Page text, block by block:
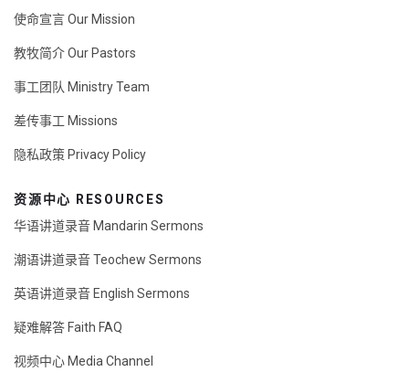
使命宣言 Our Mission
教牧简介 Our Pastors
事工团队 Ministry Team
差传事工 Missions
隐私政策 Privacy Policy
资源中心 RESOURCES
华语讲道录音 Mandarin Sermons
潮语讲道录音 Teochew Sermons
英语讲道录音 English Sermons
疑难解答 Faith FAQ
视频中心 Media Channel